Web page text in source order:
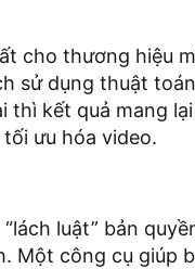
cho thương hiệu
sử dụng thuật
kết quả mang
ưu hóa video.
luật” bản
công cụ giúp